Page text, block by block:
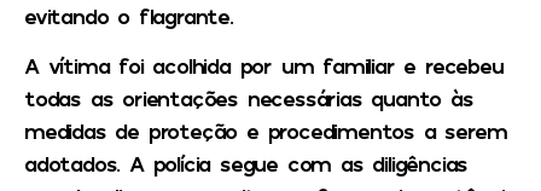
evitando o flagrante.
A vítima foi acolhida por um familiar e recebeu
todas as orientações necessárias quanto às
medidas de proteção e procedimentos a serem
adotados. A polícia segue com as diligências